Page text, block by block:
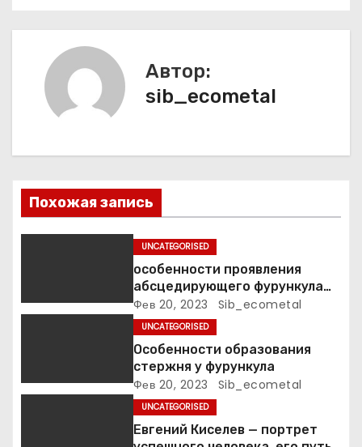
п
о
з
и
я
Автор:
sib_ecometal
Похожая запись
UNCATEGORISED
особенности проявления
абсцедирующего фурункула
код по МКБ-10
Фев 20, 2023 Sib_ecometal
UNCATEGORISED
Особенности образования
стержня у фурункула
Фев 20, 2023 Sib_ecometal
UNCATEGORISED
Евгений Киселев — портрет